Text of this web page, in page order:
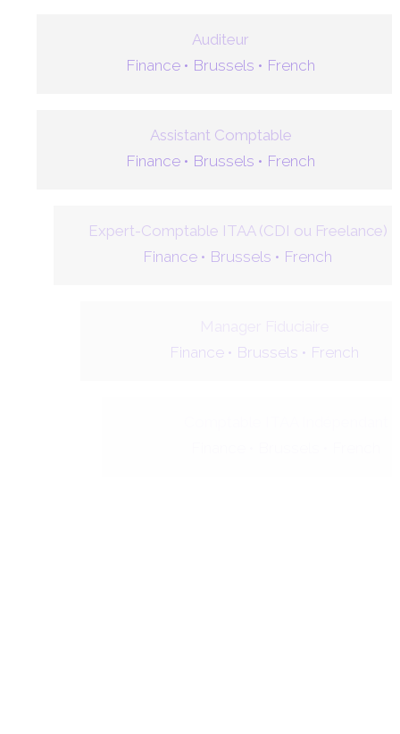
Auditeur
Finance • Brussels • French
Assistant Comptable
Finance • Brussels • French
Expert-Comptable ITAA (CDI ou Freelance)
Finance • Brussels • French
Brussels • French